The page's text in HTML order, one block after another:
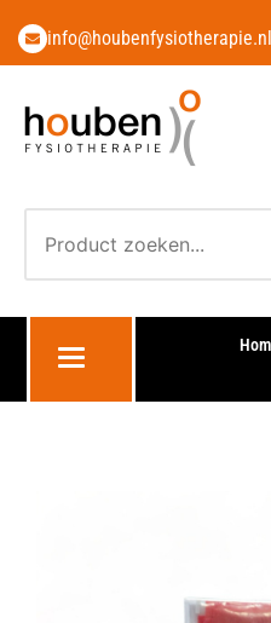
info@houbenfysiotherapie.nl
Toggle navigation